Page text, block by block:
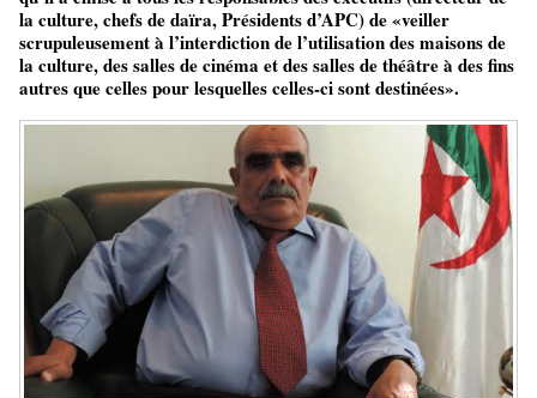
la culture, chefs de daïra, Présidents d’APC) de «veiller
scrupuleusement à l’interdiction de l’utilisation des maisons de
la culture, des salles de cinéma et des salles de théâtre à des fins
autres que celles pour lesquelles celles-ci sont destinées».